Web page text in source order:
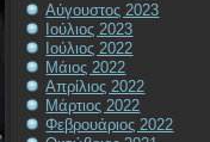
Αύγουστος 2023
Ιούλιος 2023
Ιούλιος 2022
Μάιος 2022
Απρίλιος 2022
Μάρτιος 2022
Φεβρουάριος 2022